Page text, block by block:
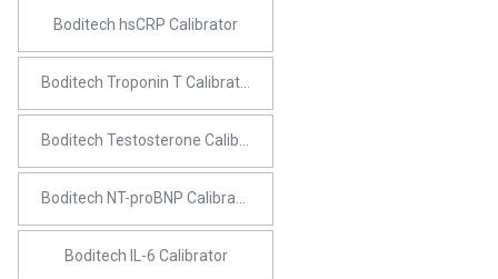
Boditech hsCRP Calibrator
Boditech IL-6 Calibrator